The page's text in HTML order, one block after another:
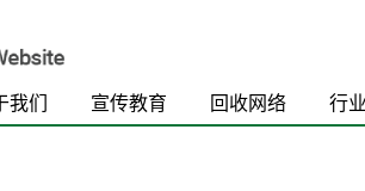
我们 宣传教育 回收网络 行